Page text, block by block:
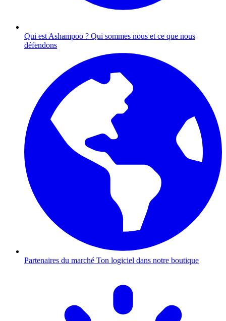
Qui est Ashampoo ? Qui sommes nous et ce que nous
défendons
Partenaires du marché Ton logiciel dans notre boutique